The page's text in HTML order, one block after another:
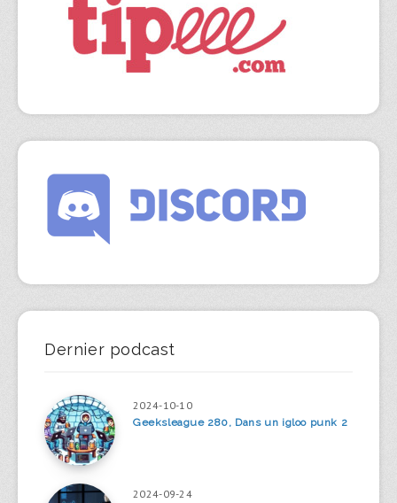
Dernier podcast
2024-10-10
Geeksleague 280, Dans un igloo punk 2
2024-09-24